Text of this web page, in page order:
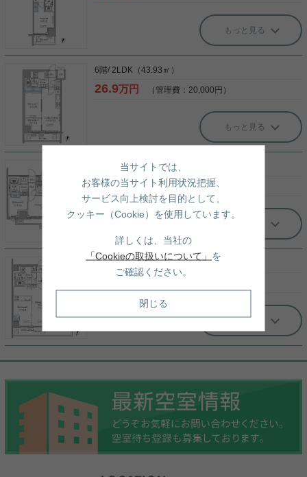
もっと見る
6階/ 2LDK（43.93㎡）
26.9万円 （管理費：20,000円）
もっと見る
8階/ 2LDK（50.68㎡）
30.4万円（管理費：20,000円）
8階/ 3LDK（70.00㎡）
もっと見る
当サイトでは、
お客様の当サイト利用状況把握、
サービス向上検討を目的として、
クッキー（Cookie）を使用しています。
詳しくは、当社の
「Cookieの取扱いについて」 を
ご確認ください。
閉じる